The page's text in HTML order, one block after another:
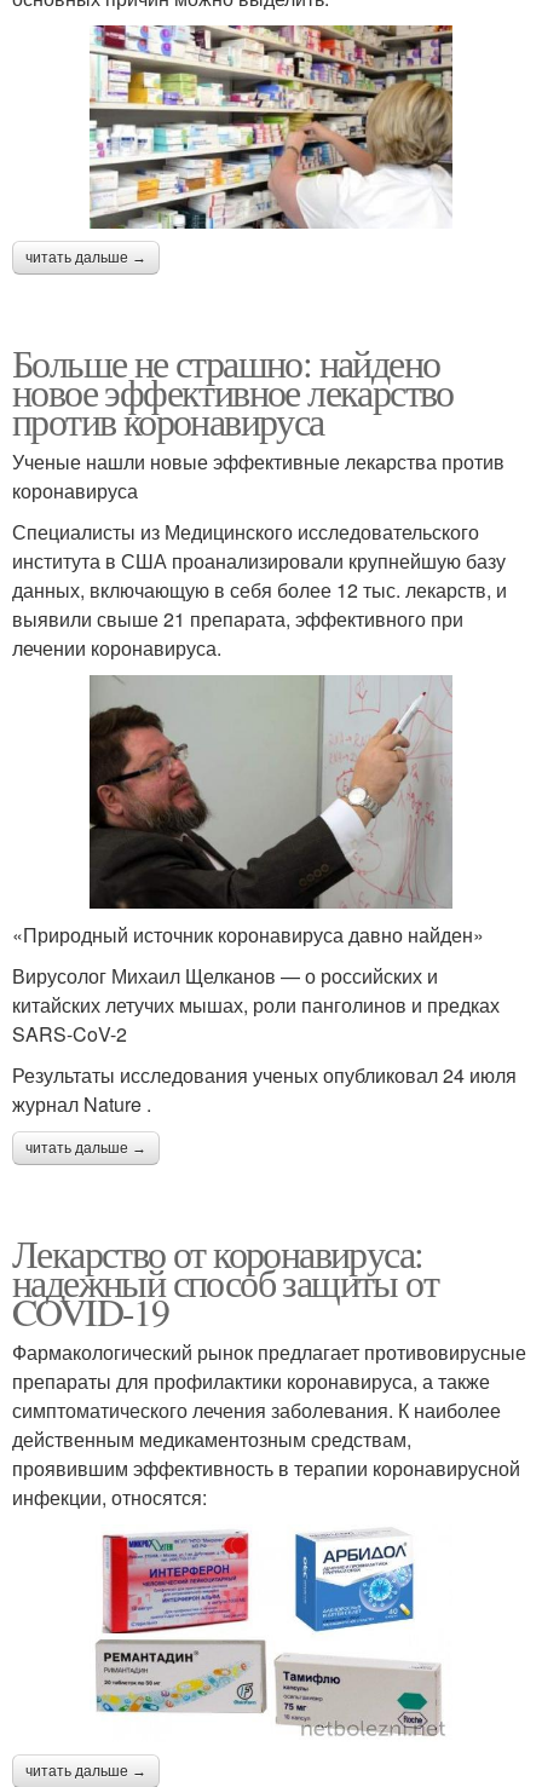
читать дальше →
Больше не страшно: найдено
новое эффективное лекарство
против коронавируса
Ученые нашли новые эффективные лекарства против
коронавируса
Специалисты из Медицинского исследовательского
института в США проанализировали крупнейшую базу
данных, включающую в себя более 12 тыс. лекарств, и
выявили свыше 21 препарата, эффективного при
лечении коронавируса.
«Природный источник коронавируса давно найден»
Вирусолог Михаил Щелканов — о российских и
китайских летучих мышах, роли панголинов и предках
SARS-CoV-2
Результаты исследования ученых опубликовал 24 июля
журнал Nature .
читать дальше →
Лекарство от коронавируса:
надежный способ защиты от
COVID-19
Фармакологический рынок предлагает противовирусные
препараты для профилактики коронавируса, а также
симптоматического лечения заболевания. К наиболее
действенным медикаментозным средствам,
проявившим эффективность в терапии коронавирусной
инфекции, относятся:
читать дальше →